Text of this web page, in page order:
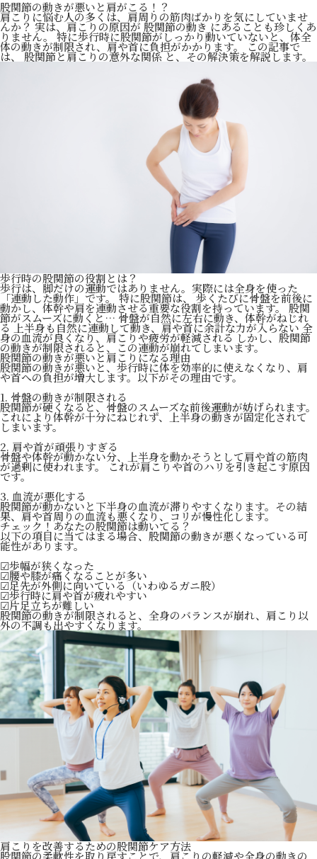
股関節の動きが悪いと肩がこる！？
肩こりに悩む人の多くは、肩周りの筋肉ばかりを気にしていませ
んか？ 実は、肩こりの原因が 股関節の動き にあることも珍しくあ
りません。 特に歩行時に股関節がしっかり動いていないと、体全
体の動きが制限され、肩や首に負担がかかります。 この記事で
は、 股関節と肩こりの意外な関係 と、その解決策を解説します。
歩行時の股関節の役割とは？
歩行は、脚だけの運動ではありません。実際には全身を使った
「連動した動作」です。 特に股関節は、 歩くたびに骨盤を前後に
動かし、体幹や肩を連動させる重要な役割を持っています。 股関
節がスムーズに動くと… 骨盤が自然に左右に動き、体幹がねじれ
る 上半身も自然に連動して動き、肩や首に余計な力が入らない 全
身の血流が良くなり、肩こりや疲労が軽減される しかし、股関節
の動きが制限されると、この連動が崩れてしまいます。
股関節の動きが悪いと肩こりになる理由
股関節の動きが悪いと、歩行時に体を効率的に使えなくなり、肩
や首への負担が増大します。以下がその理由です。
1. 骨盤の動きが制限される
股関節が硬くなると、骨盤のスムーズな前後運動が妨げられます。
これにより体幹が十分にねじれず、上半身の動きが固定化されて
しまいます。
2. 肩や首が頑張りすぎる
骨盤や体幹が動かない分、上半身を動かそうとして肩や首の筋肉
が過剰に使われます。 これが肩こりや首のハリを引き起こす原因
です。
3. 血流が悪化する
股関節が動かないと下半身の血流が滞りやすくなります。その結
果、肩や首周りの血流も悪くなり、コリが慢性化します。
チェック！あなたの股関節は動いてる？
以下の項目に当てはまる場合、股関節の動きが悪くなっている可
能性があります。
☑歩幅が狭くなった
☑腰や膝が痛くなることが多い
☑足先が外側に向いている（いわゆるガニ股）
☑歩行時に肩や首が疲れやすい
☑片足立ちが難しい
股関節の動きが制限されると、全身のバランスが崩れ、肩こり以
外の不調も出やすくなります。
肩こりを改善するための股関節ケア方法
股関節の柔軟性を取り戻すことで、肩こりの軽減や全身の動きの